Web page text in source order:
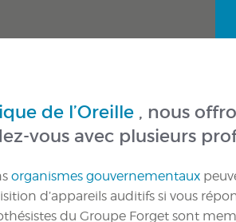
de l’Oreille, nous
vous avec plusieurs
organismes gouvernementaux
d’appareils auditifs si vous
du Groupe Forget sont